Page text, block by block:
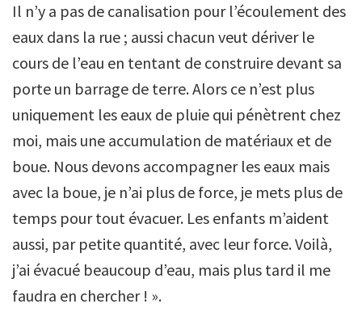
Il n’y a pas de canalisation pour l’écoulement des
eaux dans la rue ; aussi chacun veut dériver le
cours de l’eau en tentant de construire devant sa
porte un barrage de terre. Alors ce n’est plus
uniquement les eaux de pluie qui pénètrent chez
moi, mais une accumulation de matériaux et de
boue. Nous devons accompagner les eaux mais
avec la boue, je n’ai plus de force, je mets plus de
temps pour tout évacuer. Les enfants m’aident
aussi, par petite quantité, avec leur force. Voilà,
j’ai évacué beaucoup d’eau, mais plus tard il me
faudra en chercher ! ».